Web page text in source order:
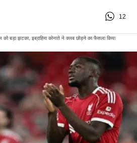
12
को बड़ा झटका, इब्राहिमा कोनाते ने क्लब छोड़ने का फैसला किया